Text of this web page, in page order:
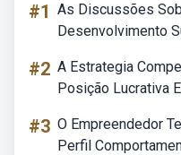
#1 As Discussões
Desenvolvimento
#2 A Estrategia
Posição Lucrativa
#3 O Empreendedor
Perfil